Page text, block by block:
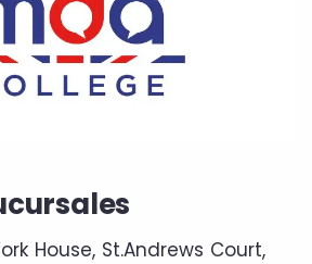
House, St.Andrews Court,